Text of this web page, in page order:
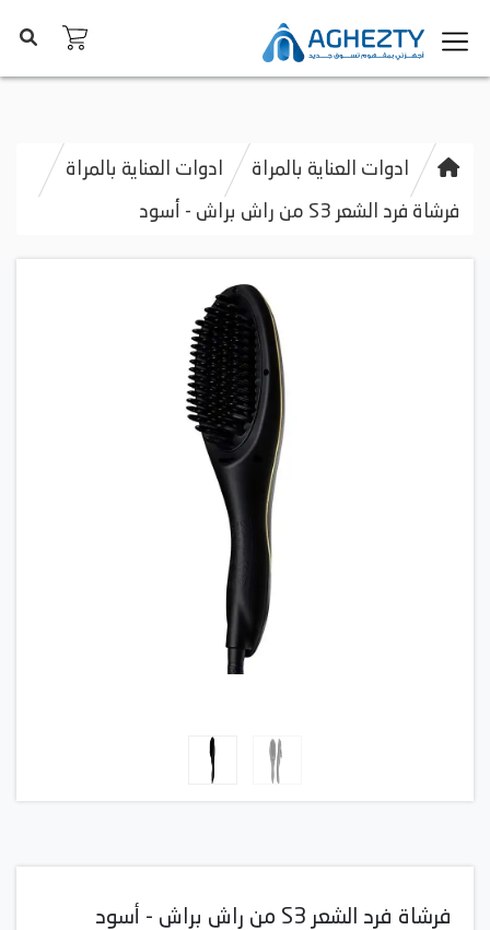
ادوات العناية بالمراة ادوات العناية بالمراة
فرشاة فرد الشعر S3 من راش براش - أسود
فرشاة فرد الشعر S3 من راش براش - أسود